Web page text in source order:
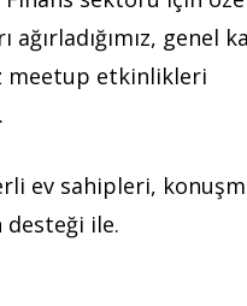
ağırladığımız, genel
meetup etkinlikleri
ev sahipleri,
desteği ile.